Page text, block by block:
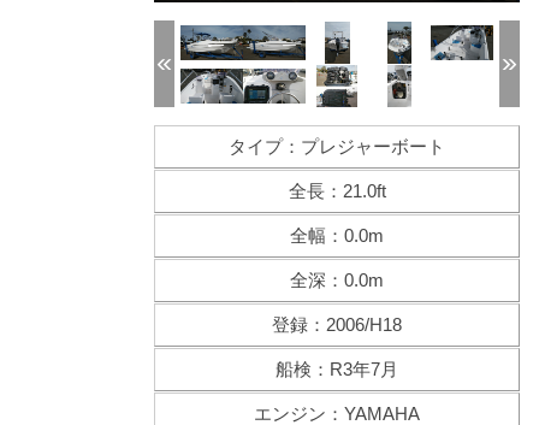
タイプ：プレジャーボート
全長：21.0ft
全幅：0.0m
全深：0.0m
登録：2006/H18
船検：R3年7月
エンジン：YAMAHA